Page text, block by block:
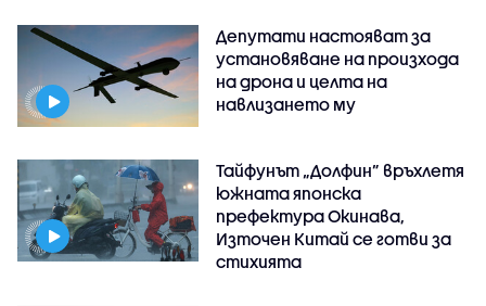
Депутати настояват за
установяване на произхода
на дрона и целта на
навлизането му
Тайфунът „Долфин” връхлетя
южната японска
префектура Окинава,
Източен Китай се готви за
стихията